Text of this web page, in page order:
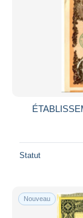
Statut
Nouveau